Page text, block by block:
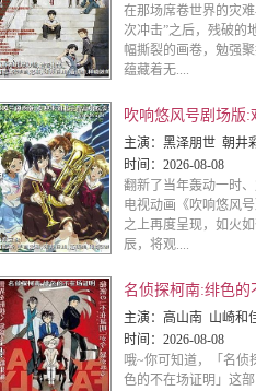
在那场席卷世界的灾
次冲击”之后，残破的
幅撕裂的画卷，勉强
蕴藏着无....
主演： 黑泽朋世 朝井彩加 丰田萌绘 安济知佳 寿美菜子 早
时间： 2026-08-08
翻新了当年轰动一时
电视动画《吹响悠风
之上再度呈现，如火
辰，将观....
主演： 高山南 山崎和佳奈 小山力也 池田秀一 林原惠美 日
时间： 2026-08-08
哦~你可知道，「名侦
色的不在场证明」这